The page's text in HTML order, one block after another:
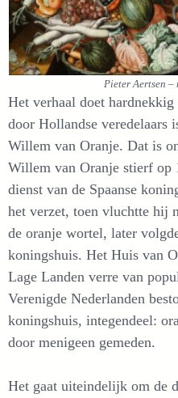
Pieter Aertsen –
Het verhaal doet hardnekkig
door Hollandse veredelaars
Willem van Oranje. Dat is
Willem van Oranje stierf
dienst van de Spaanse
het verzet, toen vluchtte hij
de oranje wortel, later
koningshuis. Het Huis van
Lage Landen verre van
Verenigde Nederlanden
koningshuis, integendeel:
door menigeen gemeden.
Het gaat uiteindelijk om de